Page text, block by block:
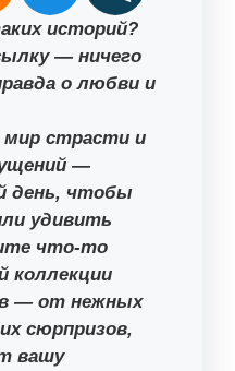
историй?
— ничего
о любви и
страсти и
—
день, чтобы
удивить
что-то
коллекции
— от нежных
сюрпризов,
вашу